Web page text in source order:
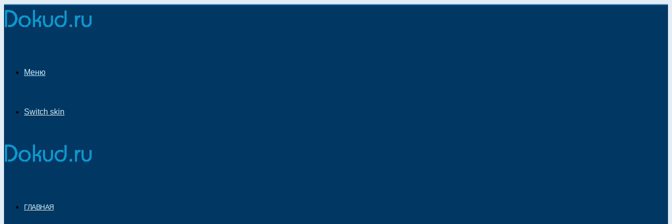
Меню
Switch skin
ГЛАВНАЯ